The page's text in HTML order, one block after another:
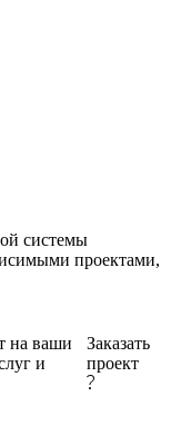
системы
проектами,
на ваши
и
Заказать
проект